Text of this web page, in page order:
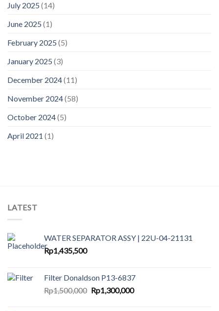
July 2025 (14)
June 2025 (1)
February 2025 (5)
January 2025 (3)
December 2024(11)
November 2024(58)
October 2024(5)
April 2021 (1)
LATEST
WATER SEPARATOR ASSY | 22U-04-21131
Rp1,435,500
Filter Donaldson P13-6837
Rp1,500,000 Original
Rp1,300,000Current